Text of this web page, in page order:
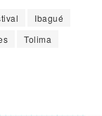
Ibagué
Tolima